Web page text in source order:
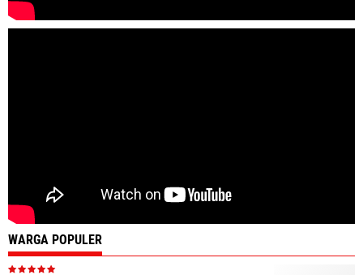
WARGA POPULER